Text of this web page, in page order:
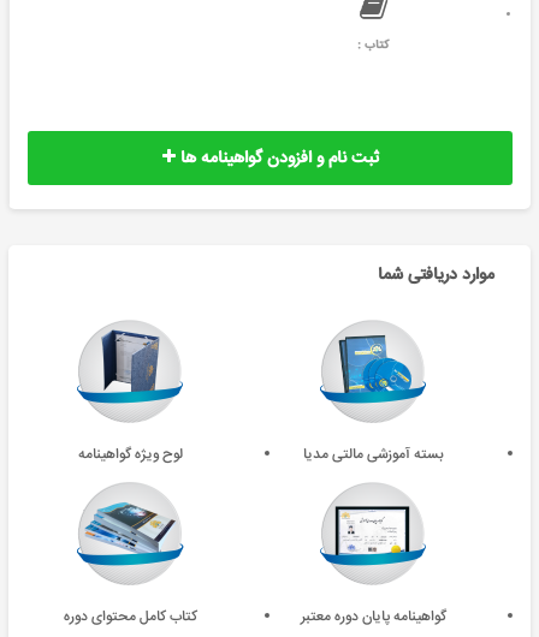
کتاب :
ثبت نام و افزودن گواهینامه ها
موارد دریافتی شما
بسته آموزشی مالتی مدیا لوح ویژه گواهینامه
گواهینامه پایان دوره معتبر کتاب کامل محتوای دوره